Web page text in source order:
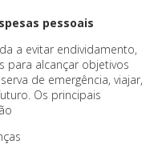
pessoais
a evitar endividamento,
para alcançar objetivos
de emergência, viajar,
Os principais